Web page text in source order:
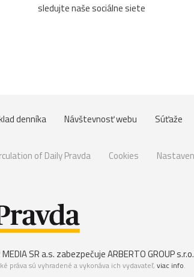
sledujte naše sociálne siete
denníka Návštevnosť webu Súťaže
of Daily Pravda Cookies
SR a.s. zabezpečujeARBERTO GROUP s.r.o.
práva sú vyhradené a vykonáva ich vydavateľ, viac info.